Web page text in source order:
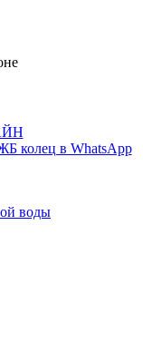
воды